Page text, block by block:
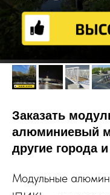
Заказать
алюминиевый
другие города
Модульные